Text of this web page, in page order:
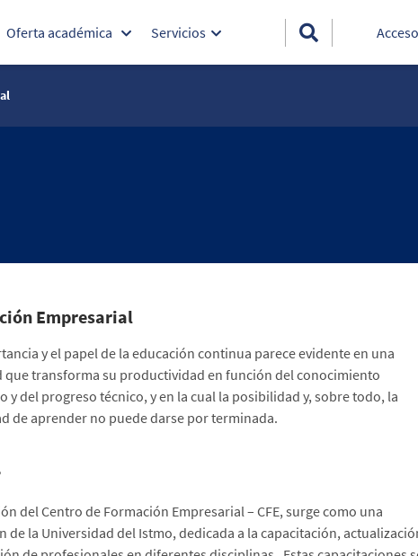
Oferta académica Servicios
Empresarial
y el papel de la educación continua parece evidente en una
que transforma su productividad en función del conocimiento
y del progreso técnico, y en la cual la posibilidad y, sobre todo, la
de aprender no puede darse por terminada.
del Centro de Formación Empresarial – CFE, surge como una
de la Universidad del Istmo, dedicada a la capacitación,